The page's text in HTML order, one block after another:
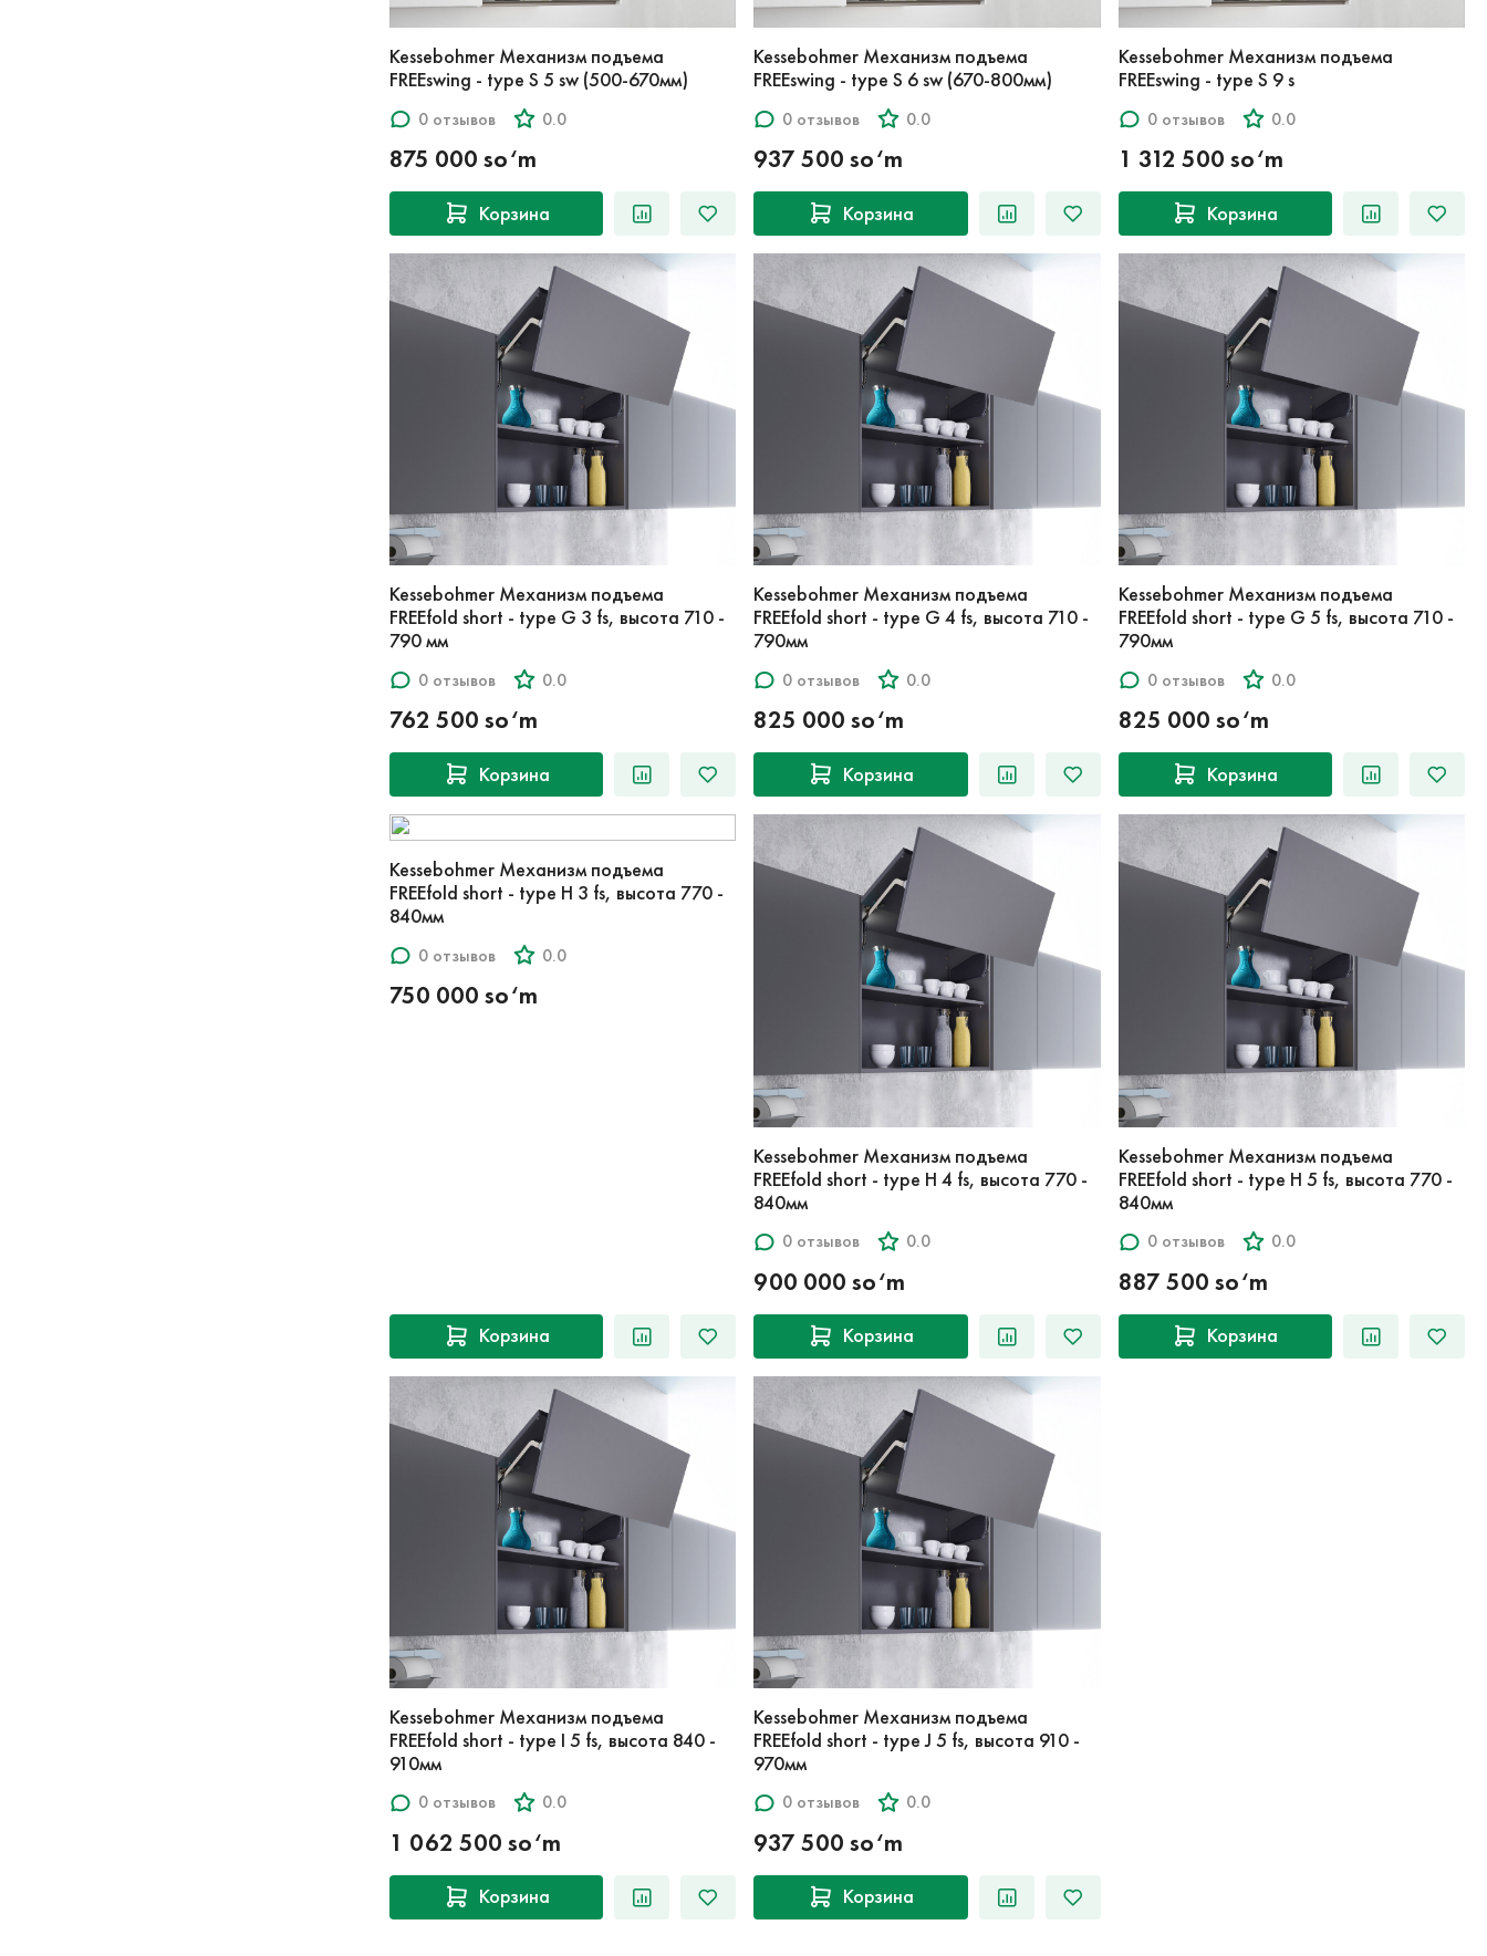
Kessebohmer Механизм подъема
FREEswing - type S 5 sw (500-670мм)
0 отзывов 0.0
875 000 so‘m
Корзина
Kessebohmer Механизм подъема
FREEswing - type S 6 sw (670-800мм)
0 отзывов 0.0
937 500 so‘m
Корзина
Kessebohmer Механизм подъема
FREEswing - type S 9 s
0 отзывов 0.0
1 312 500 so‘m
Корзина
Kessebohmer Механизм подъема
FREEfold short - type G 3 fs, высота 710 -
790 мм
0 отзывов 0.0
762 500 so‘m
Корзина
Kessebohmer Механизм подъема
FREEfold short - type G 4 fs, высота 710 -
790мм
0 отзывов 0.0
825 000 so‘m
Корзина
Kessebohmer Механизм подъема
FREEfold short - type G 5 fs, высота 710 -
790мм
0 отзывов 0.0
825 000 so‘m
Корзина
Kessebohmer Механизм подъема
FREEfold short - type H 3 fs, высота 770 -
840мм
0 отзывов 0.0
750 000 so‘m
Корзина
Kessebohmer Механизм подъема
FREEfold short - type H 4 fs, высота 770 -
840мм
0 отзывов 0.0
900 000 so‘m
Корзина
Kessebohmer Механизм подъема
FREEfold short - type H 5 fs, высота 770 -
840мм
0 отзывов 0.0
887 500 so‘m
Корзина
Kessebohmer Механизм подъема
FREEfold short - type I 5 fs, высота 840 -
910мм
0 отзывов 0.0
1 062 500 so‘m
Корзина
Kessebohmer Механизм подъема
FREEfold short - type J 5 fs, высота 910 -
970мм
0 отзывов 0.0
937 500 so‘m
Корзина